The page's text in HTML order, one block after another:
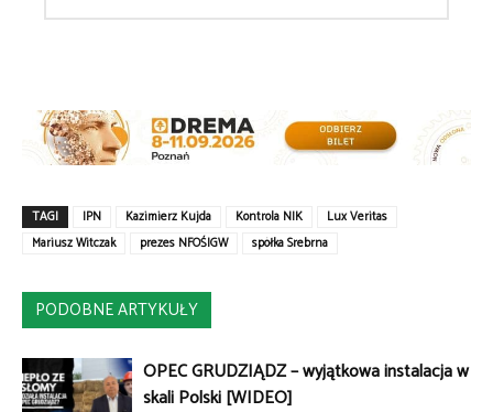
TAGI IPN Kazimierz Kujda Kontrola NIK
Lux Veritas
Mariusz Witczak
prezes NFOŚIGW spółka Srebrna
PODOBNE ARTYKUŁY
OPEC GRUDZIĄDZ – wyjątkowa instalacja w
skali Polski [WIDEO]